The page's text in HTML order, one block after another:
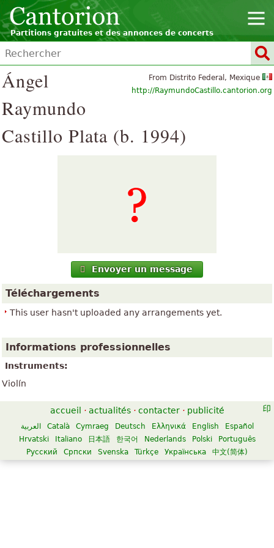
Partitions gratuites et des annonces de concerts
From Distrito Federal, Mexique
http://RaymundoCastillo.cantorion.org
Ángel
Raymundo
Castillo Plata (b. 1994)
Envoyer un message
Téléchargements
This user hasn't uploaded any arrangements yet.
Informations professionnelles
Instruments:
Violín
accueil · actualités · contacter · publicité
العربية Català Cymraeg Deutsch Ελληνικά English
Español
Hrvatski
Italiano 日本語 한국어 Nederlands Polski
Português
Русский
Српски Svenska Türkçe Українська 中文(简体)